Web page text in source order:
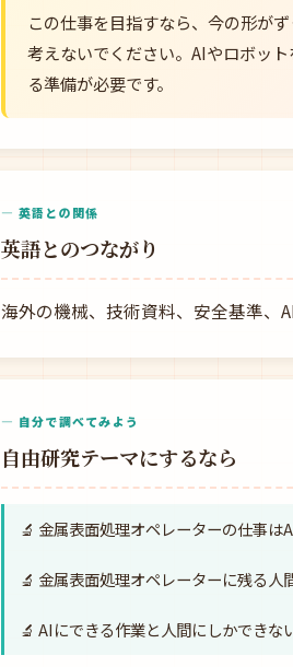
この仕事を目指すなら、今の形が
考えないでください。AIやロボッ
る準備が必要です。
— 英語との関係
英語とのつながり
海外の機械、技術資料、安全基準、
— 自分で調べてみよう
自由研究テーマにするなら
🔬 金属表面処理オペレーターの仕事は
🔬 金属表面処理オペレーターに残る人
🔬 AIにできる作業と人間にしかできな